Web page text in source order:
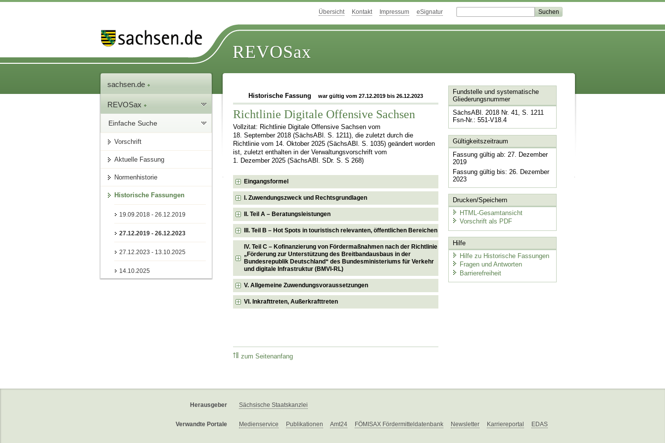
Übersicht Kontakt Impressum eSignatur
REVOSax
sachsen.de
REVOSax
Einfache Suche
Vorschrift
Aktuelle Fassung
Normenhistorie
Historische Fassungen
19.09.2018 - 26.12.2019
27.12.2019 - 26.12.2023
27.12.2023 - 13.10.2025
14.10.2025
Historische Fassung war gültig vom 27.12.2019 bis 26.12.2023
Richtlinie Digitale Offensive Sachsen
Vollzitat: Richtlinie Digitale Offensive Sachsen vom
18. September 2018 (SächsABl. S. 1211), die zuletzt durch die
Richtlinie vom 14. Oktober 2025 (SächsABl. S. 1035) geändert worden
ist, zuletzt enthalten in der Verwaltungsvorschrift vom
1. Dezember 2025 (SächsABl. SDr. S. S 268)
Eingangsformel
I. Zuwendungszweck und Rechtsgrundlagen
II. Teil A – Beratungsleistungen
III. Teil B – Hot Spots in touristisch relevanten, öffentlichen Bereichen
IV. Teil C – Kofinanzierung von Fördermaßnahmen nach der Richtlinie
„Förderung zur Unterstützung des Breitbandausbaus in der
Bundesrepublik Deutschland“ des Bundesministeriums für Verkehr
und digitale Infrastruktur (BMVI-RL)
V. Allgemeine Zuwendungsvoraussetzungen
VI. Inkrafttreten, Außerkrafttreten
zum Seitenanfang
Fundstelle und systematische
Gliederungsnummer
SächsABl. 2018 Nr. 41, S. 1211
Fsn-Nr.: 551-V18.4
Gültigkeitszeitraum
Fassung gültig ab: 27. Dezember
2019
Fassung gültig bis: 26. Dezember
2023
Drucken/Speichern
HTML-Gesamtansicht
Vorschrift als PDF
Hilfe
Hilfe zu Historische Fassungen
Fragen und Antworten
Barrierefreiheit
Herausgeber Sächsische Staatskanzlei
Verwandte Portale Medienservice Publikationen Amt24 FÖMISAX Fördermitteldatenbank Newsletter Karriereportal EDAS